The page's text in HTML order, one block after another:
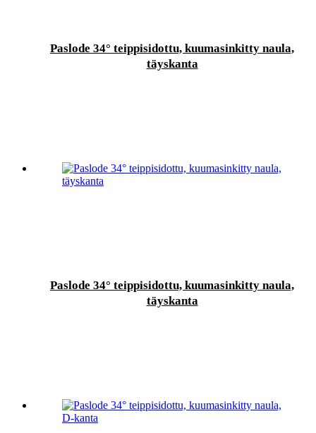
Paslode 34° teippisidottu, kuumasinkitty naula,
täyskanta
Paslode 34° teippisidottu, kuumasinkitty naula,
täyskanta